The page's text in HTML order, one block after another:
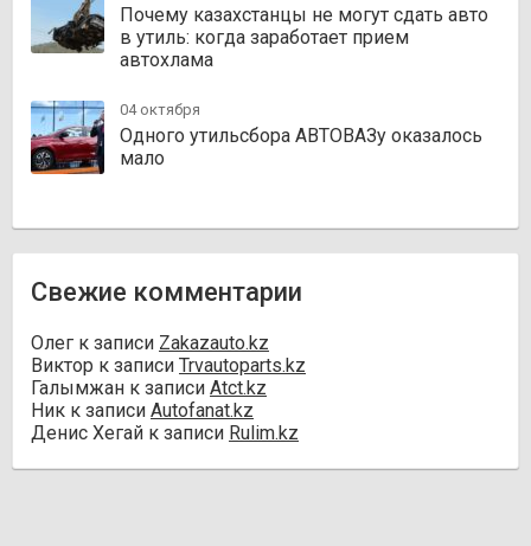
Почему казахстанцы не могут сдать авто
в утиль: когда заработает прием
автохлама
04 октября
Одного утильсбора АВТОВАЗу оказалось
мало
Свежие комментарии
Олег к записи Zakazauto.kz
Виктор к записи Trvautoparts.kz
Галымжан к записи Atct.kz
Ник к записи Autofanat.kz
Денис Хегай к записи Rulim.kz